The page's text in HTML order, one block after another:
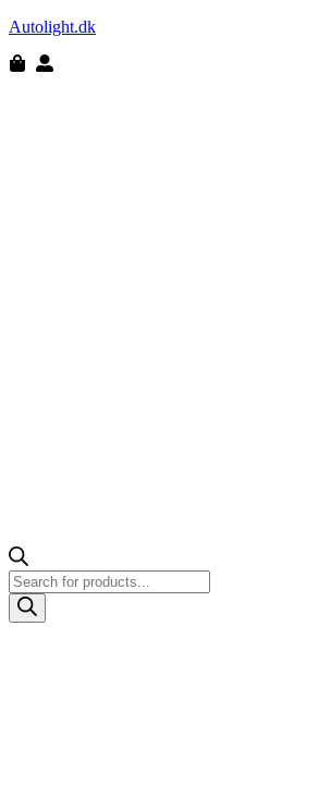
Autolight.dk
Products
search